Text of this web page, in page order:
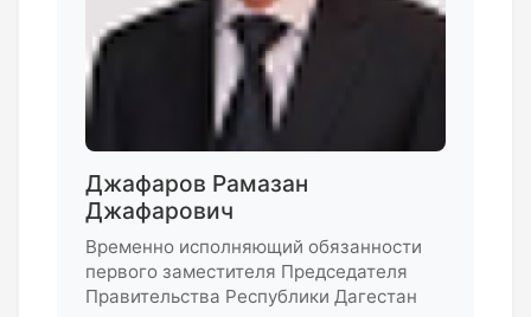
Джафаров Рамазан
Джафарович
Временно исполняющий обязанности
первого заместителя Председателя
Правительства Республики Дагестан